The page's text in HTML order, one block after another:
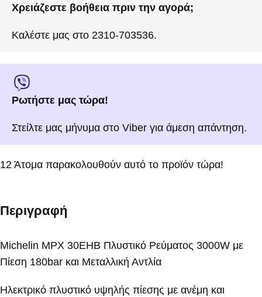
Χρειάζεστε βοήθεια πριν την αγορά;
Καλέστε μας στο 2310-703536.
Ρωτήστε μας τώρα!
Στείλτε μας μήνυμα στο Viber για άμεση απάντηση.
12 Άτομα παρακολουθούν αυτό το προϊόν τώρα!
Περιγραφή
Michelin MPX 30EHB Πλυστικό Ρεύματος 3000W με
Πίεση 180bar και Μεταλλική Αντλία
Ηλεκτρικό πλυστικό υψηλής πίεσης με ανέμη και